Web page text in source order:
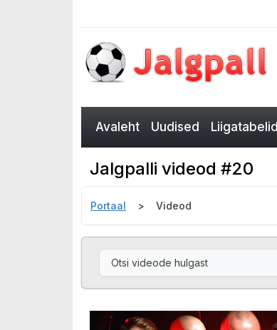
Avaleht Uudised Liigatabelid
Jalgpalli videod #20
Portaal Videod